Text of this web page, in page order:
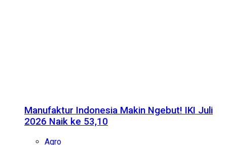
Manufaktur Indonesia Makin Ngebut! IKI Juli
2026 Naik ke 53,10
Agro